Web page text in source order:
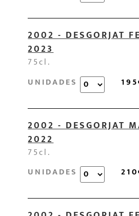
2002 - DESGORJAT
2023
75cl.
UNIDADES
2002 - DESGORJAT
2022
75cl.
UNIDADES